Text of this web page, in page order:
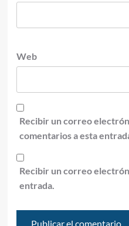
Web
Recibir un correo
comentarios a esta
Recibir un correo
entrada.